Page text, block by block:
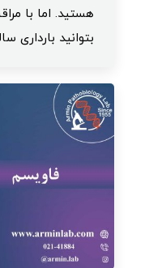
هستید. اما با
بتوانید بارداری